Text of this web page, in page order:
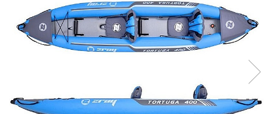
Bărci de rafting
Canoe
Veste de salvare